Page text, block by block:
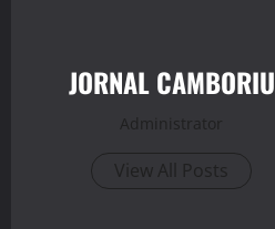
JORNAL CAMBORIU
Administrator
View All Posts